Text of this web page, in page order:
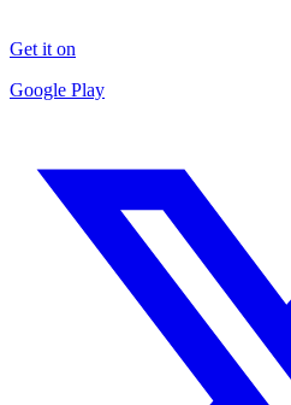
Get it on
Google Play